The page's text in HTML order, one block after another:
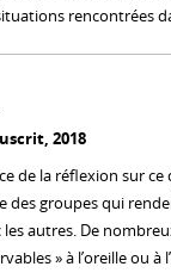
rencontrées
2018
de la réflexion sur ce
des groupes qui
autres. De
» à l’oreille ou à